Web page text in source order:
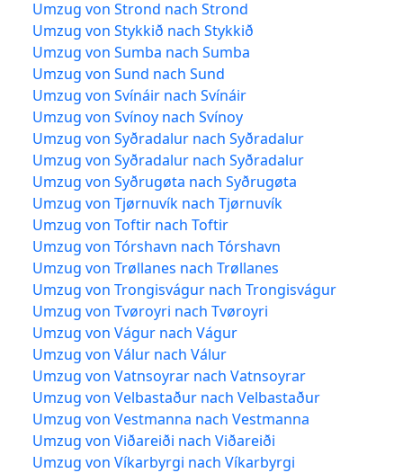
Umzug von Strond nach Strond
Umzug von Stykkið nach Stykkið
Umzug von Sumba nach Sumba
Umzug von Sund nach Sund
Umzug von Svínáir nach Svínáir
Umzug von Svínoy nach Svínoy
Umzug von Syðradalur nach Syðradalur
Umzug von Syðradalur nach Syðradalur
Umzug von Syðrugøta nach Syðrugøta
Umzug von Tjørnuvík nach Tjørnuvík
Umzug von Toftir nach Toftir
Umzug von Tórshavn nach Tórshavn
Umzug von Trøllanes nach Trøllanes
Umzug von Trongisvágur nach Trongisvágur
Umzug von Tvøroyri nach Tvøroyri
Umzug von Vágur nach Vágur
Umzug von Válur nach Válur
Umzug von Vatnsoyrar nach Vatnsoyrar
Umzug von Velbastaður nach Velbastaður
Umzug von Vestmanna nach Vestmanna
Umzug von Viðareiði nach Viðareiði
Umzug von Víkarbyrgi nach Víkarbyrgi